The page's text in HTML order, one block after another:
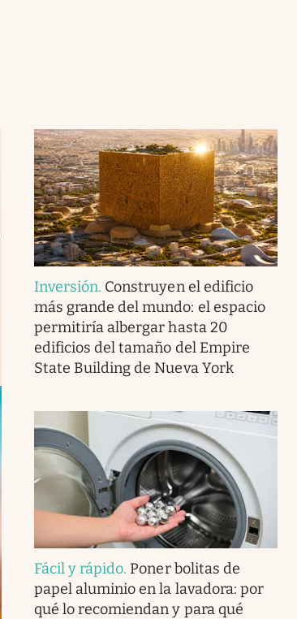
Inversión. Construyen el edificio
más grande del mundo: el espacio
permitiría albergar hasta 20
edificios del tamaño del Empire
State Building de Nueva York
Fácil y rápido. Poner bolitas de
papel aluminio en la lavadora: por
qué lo recomiendan y para qué